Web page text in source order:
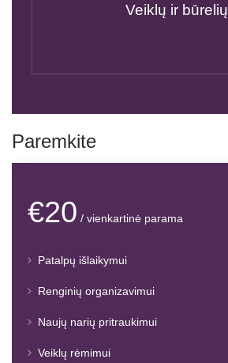
Veiklų ir būrelių
Paremkite
€20 / vienkartinė parama
Patalpų išlaikymui
Renginių organizavimui
Naujų narių pritraukimui
Veiklų rėmimui